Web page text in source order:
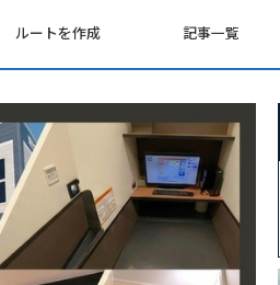
ルートを作成 記事一覧